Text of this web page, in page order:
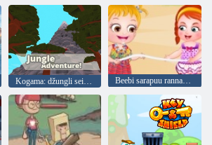
Kogama: džungli seiklus Beebi sarapuu rannapidu